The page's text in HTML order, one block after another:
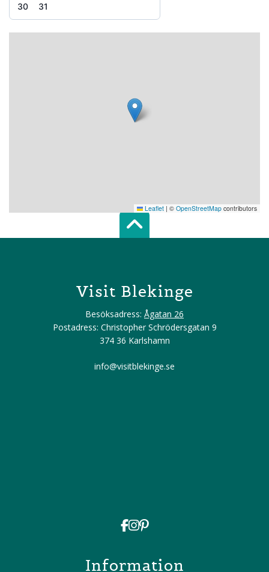
30
31
Leaflet | © OpenStreetMap contributors
Scroll top of
Visit Blekinge
Besöksadress: Ågatan 26
Postadress: Christopher Schrödersgatan 9
374 36 Karlshamn
info@visitblekinge.se
Information